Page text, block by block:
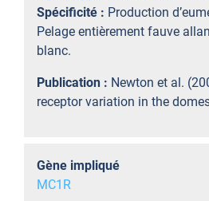
Spécificité : Production
Pelage entièrement fauve
blanc.
Publication : Newton et al.
receptor variation in the
Gène impliqué
MC1R